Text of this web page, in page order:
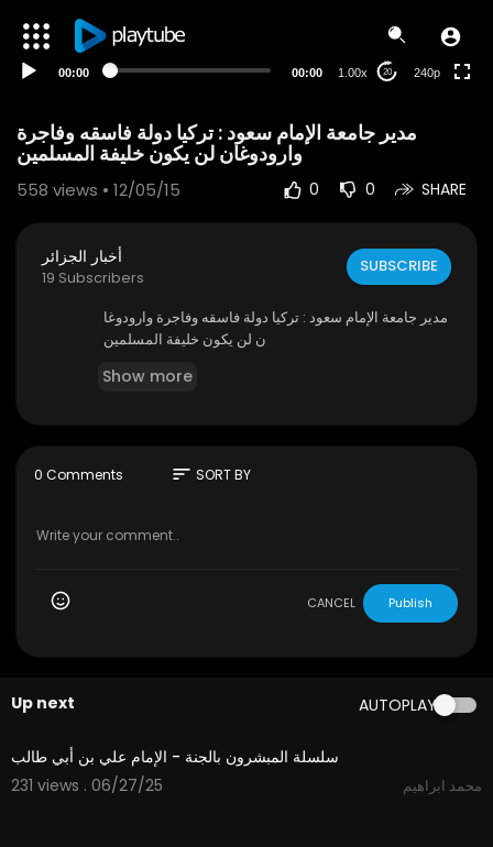
00:00 00:00 1.00x 20 240p
مدير جامعة الإمام سعود : تركيا دولة فاسقه وفاجرة
وارودوغان لن يكون خليفة المسلمين
558 views • 12/05/15 0 0 SHARE
أخبار الجزائر
19 Subscribers
SUBSCRIBE
مدير جامعة الإمام سعود : تركيا دولة فاسقه وفاجرة وارودوغا
ن لن يكون خليفة المسلمين
Show more
0 Comments sort SORT BY
CANCEL Publish
Up next AUTOPLAY
12:02
سلسلة المبشرون بالجنة - الإمام علي بن أبي طالب
231 views . 06/27/25
محمد ابراهيم